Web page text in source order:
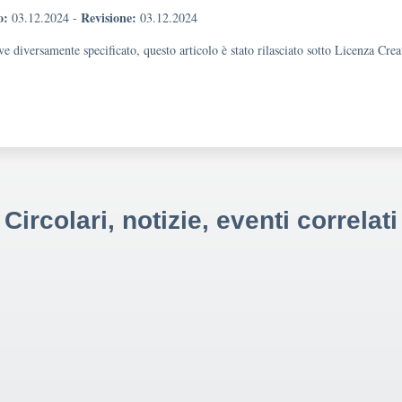
03.12.2024 - Revisione: 03.12.2024
diversamente specificato, questo articolo è stato rilasciato sotto Licenza
Circolari, notizie, eventi correlati